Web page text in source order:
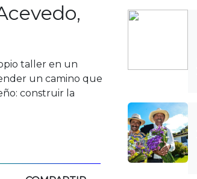
taller en un
un camino que
construir la